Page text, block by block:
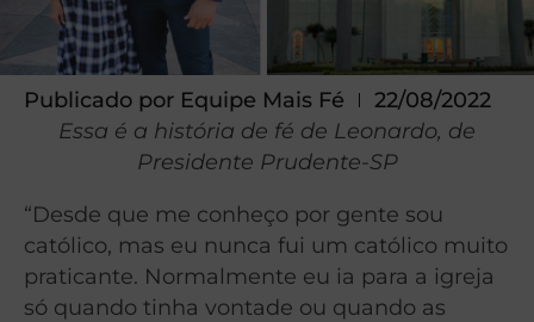
Publicado por Equipe Mais Fé
22/08/2022
Essa é a história de fé de Leonardo, de
Presidente Prudente-SP
“Desde que me conheço por gente sou
católico, mas eu nunca fui um católico muito
praticante. Normalmente eu ia para a igreja
só quando tinha vontade ou quando as